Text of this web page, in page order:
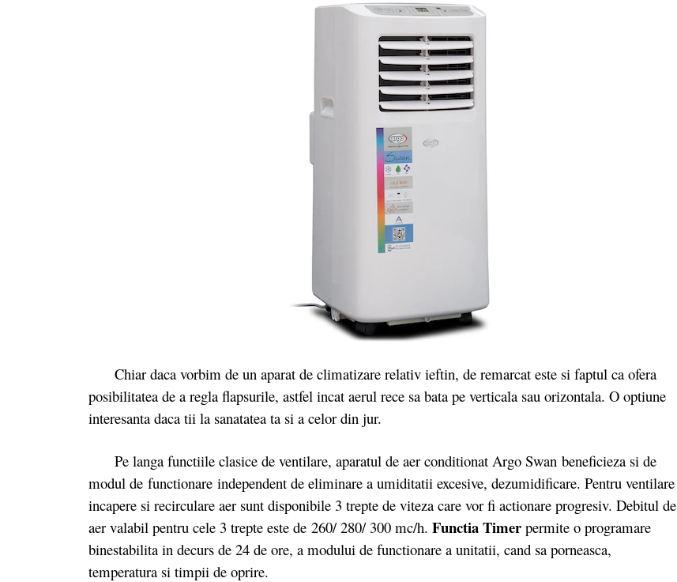
Chiar daca vorbim de un aparat de climatizare relativ ieftin, de remarcat este si faptul ca ofera
posibilitatea de a regla flapsurile, astfel incat aerul rece sa bata pe verticala sau orizontala. O optiune
interesanta daca tii la sanatatea ta si a celor din jur.
Pe langa functiile clasice de ventilare, aparatul de aer conditionat Argo Swan beneficieza si de
modul de functionare independent de eliminare a umiditatii excesive, dezumidificare. Pentru ventilare
incapere si recirculare aer sunt disponibile 3 trepte de viteza care vor fi actionare progresiv. Debitul de
aer valabil pentru cele 3 trepte este de 260/ 280/ 300 mc/h. Functia Timer permite o programare
binestabilita in decurs de 24 de ore, a modului de functionare a unitatii, cand sa porneasca,
temperatura si timpii de oprire.